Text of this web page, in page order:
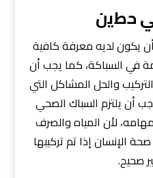
ﺣطﻳن
يكون لديه معرفة كافية
في السباكة، كما يجب أن
والحل المشاكل التي
أن يلتزم السباك الصحي
لأن المياه والصرف
الإنسان إذا تم تركيبها
صحيح.